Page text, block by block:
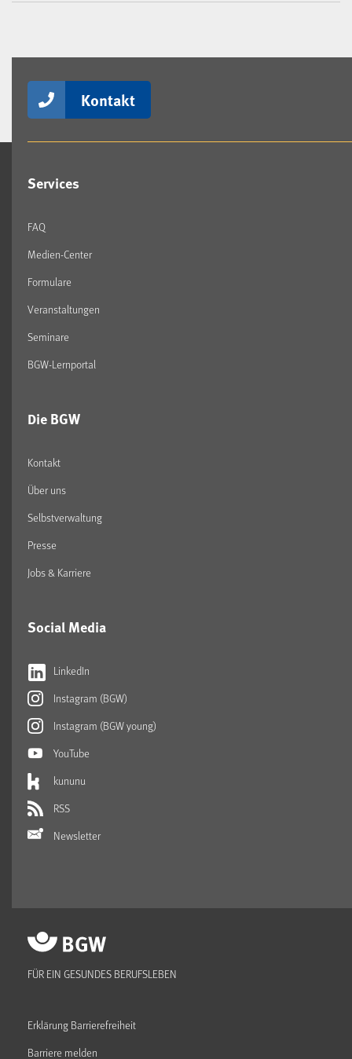
Kontakt
Services
FAQ
Medien-Center
Formulare
Veranstaltungen
Seminare
BGW-Lernportal
Die BGW
Kontakt
Über uns
Selbstverwaltung
Presse
Jobs & Karriere
Social Media
LinkedIn
Instagram (BGW)
Instagram (BGW young)
YouTube
kununu
RSS
Newsletter
FÜR EIN GESUNDES BERUFSLEBEN
Erklärung Barrierefreiheit
Barriere melden